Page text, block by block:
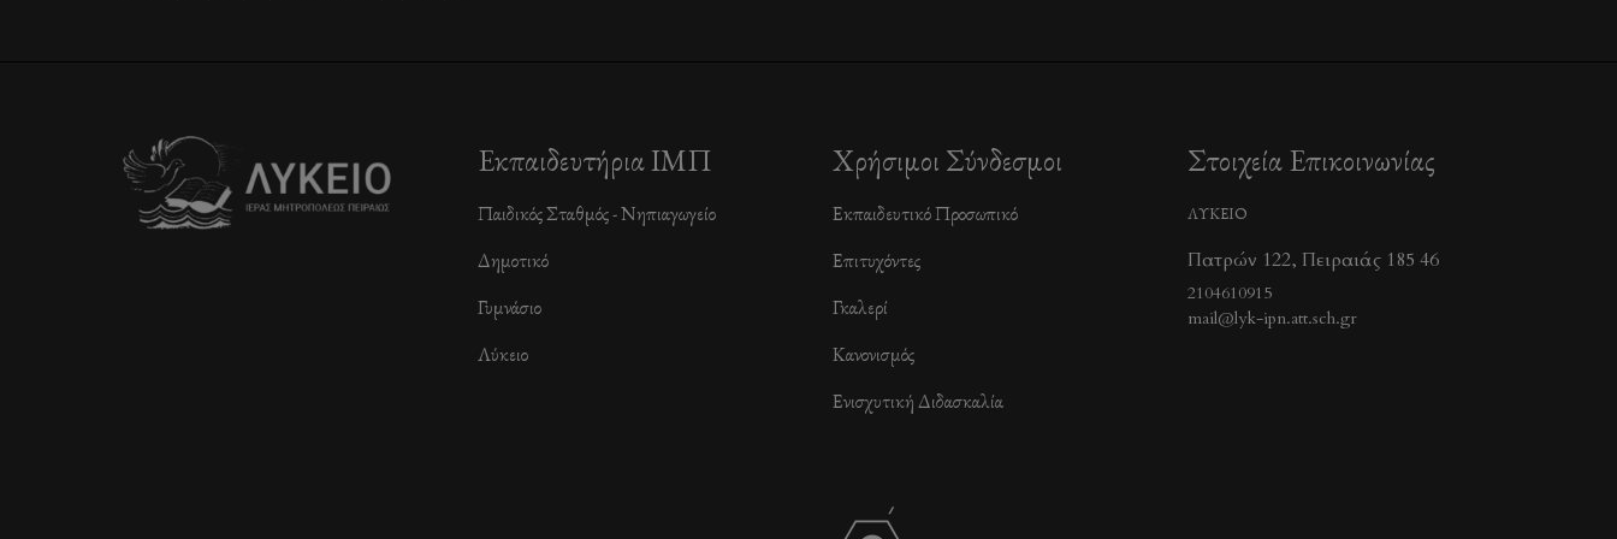
Εκπαιδευτήρια ΙΜΠ
Παιδικός Σταθμός - Νηπιαγωγείο
Δημοτικό
Γυμνάσιο
Λύκειο
Χρήσιμοι Σύνδεσμοι
Εκπαιδευτικό Προσωπικό
Επιτυχόντες
Γκαλερί
Κανονισμός
Ενισχυτική Διδασκαλία
Στοιχεία Επικοινωνίας
ΛΥΚΕΙΟ
Πατρών 122, Πειραιάς 185 46
2104610915
mail@lyk-ipn.att.sch.gr